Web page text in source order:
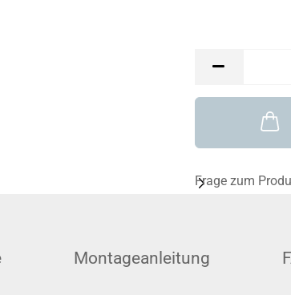
Frage zum
Montageanleitung